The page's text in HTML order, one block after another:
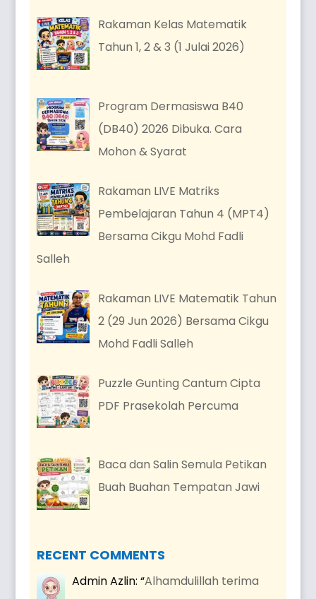
Rakaman Kelas Matematik
Tahun 1, 2 & 3 (1 Julai 2026)
Program Dermasiswa B40
(DB40) 2026 Dibuka. Cara
Mohon & Syarat
Rakaman LIVE Matriks
Pembelajaran Tahun 4 (MPT4)
Bersama Cikgu Mohd Fadli
Salleh
Rakaman LIVE Matematik Tahun
2 (29 Jun 2026) Bersama Cikgu
Mohd Fadli Salleh
Puzzle Gunting Cantum Cipta
PDF Prasekolah Percuma
Baca dan Salin Semula Petikan
Buah Buahan Tempatan Jawi
RECENT COMMENTS
Admin Azlin: “Alhamdulillah terima